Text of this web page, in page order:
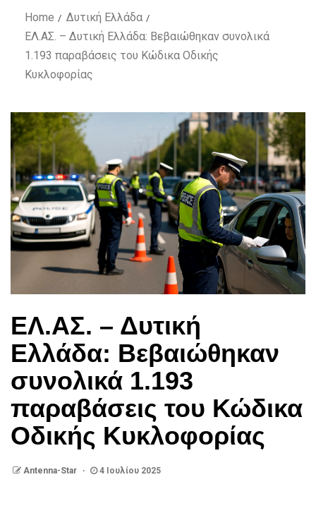
Home
Δυτική Ελλάδα
ΕΛ.ΑΣ. – Δυτική Ελλάδα: Βεβαιώθηκαν συνολικά
1.193 παραβάσεις του Κώδικα Οδικής
Κυκλοφορίας
ΕΛ.ΑΣ. – Δυτική
Ελλάδα: Βεβαιώθηκαν
συνολικά 1.193
παραβάσεις του Κώδικα
Οδικής Κυκλοφορίας
Antenna-Star 4 Ιουλίου 2025